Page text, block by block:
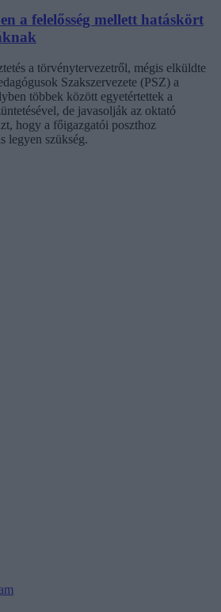
a felelősség mellett hatáskört
a törvénytervezetről, mégis elküldte
Szakszervezete (PSZ) a
többek között egyetértettek a
de javasolják az oktató
hogy a főigazgatói poszthoz
legyen szükség.